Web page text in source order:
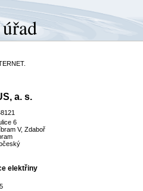
a. s.
6
V, Zdaboř
elektřiny